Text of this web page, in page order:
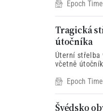
Epoch
Tragická
útočníka
Úterní střelba
včetně
Epoch
Švédsko